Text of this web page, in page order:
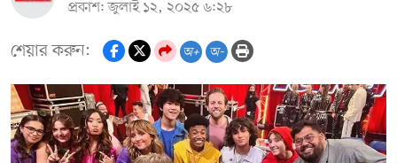
প্রকাশ: জুলাই ১২, ২০২৫ ৬:২৮
শেয়ার করুন: অ+ অ-